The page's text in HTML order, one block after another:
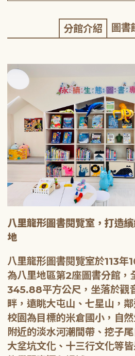
分館介紹 圖書
八里龍形圖書閱覽室，打造
地
八里龍形圖書閱覽室於113年
為八里地區第2座圖書分館，
345.88平方公尺，坐落於觀
畔，遠眺大屯山、七星山，
校園為目標的米倉國小，自然
附近的淡水河潮間帶、挖子
大坌坑文化、十三行文化等